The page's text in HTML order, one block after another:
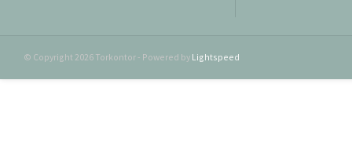
© Copyright 2026 Torkontor - Powered by Lightspeed